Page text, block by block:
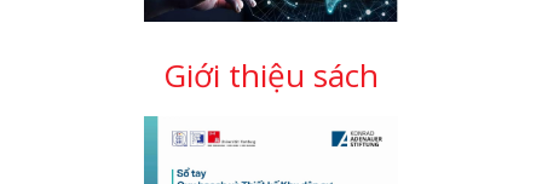
Giới thiệu sách